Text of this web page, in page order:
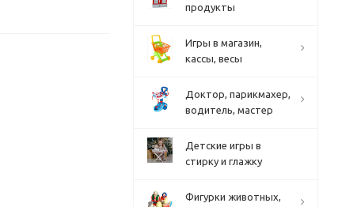
продукты
Игры в магазин,
кассы, весы
Доктор, парикмахер,
водитель, мастер
Детские игры в
стирку и глажку
Фигурки животных,